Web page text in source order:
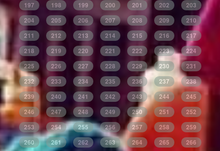
197
198 199 200 201 202
203
204
205 206 207 208 209
210
211
212 213 214 215 216
217
218
219 220 221 222 223
224
225
226 227 228 229 230
231
232
233 234 235 236 237
238
239
240 241 242 243 244
245
246
247 248 249 250 251
252
253
254 255 256 257 258
259
260
261 262 263 264 265 266